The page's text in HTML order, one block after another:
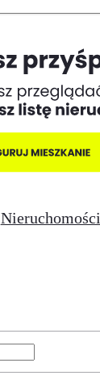
Nieruchomości